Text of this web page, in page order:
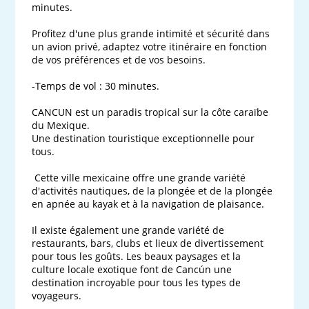
minutes.
Profitez d'une plus grande intimité et sécurité dans
un avion privé, adaptez votre itinéraire en fonction
de vos préférences et de vos besoins.
-Temps de vol : 30 minutes.
CANCUN est un paradis tropical sur la côte caraïbe
du Mexique.
Une destination touristique exceptionnelle pour
tous.
Cette ville mexicaine offre une grande variété
d'activités nautiques, de la plongée et de la plongée
en apnée au kayak et à la navigation de plaisance.
Il existe également une grande variété de
restaurants, bars, clubs et lieux de divertissement
pour tous les goûts. Les beaux paysages et la
culture locale exotique font de Cancún une
destination incroyable pour tous les types de
voyageurs.